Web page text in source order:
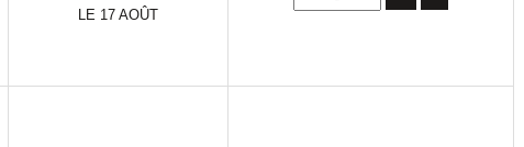
LE 17 AOÛT